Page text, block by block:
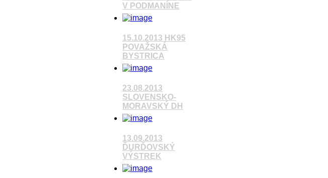
V PODMANÍNE
Pozrieť video
15.10.2013 HK95
POVAŽSKÁ
BYSTRICA
23.08.2013
SLOVENSKO-
MORAVSKÝ DH
13.09.2013
ĎURĎOVSKÝ
VÝSTREK